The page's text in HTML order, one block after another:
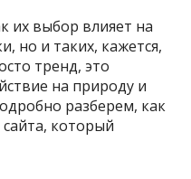
их выбор влияет на
но и таких, кажется,
тренд, это
на природу и
разберем, как
который